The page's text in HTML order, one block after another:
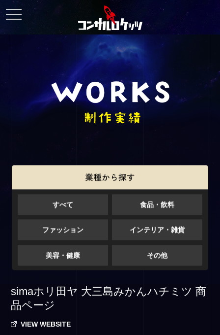
toggle
navigation
業種から探す
すべて 食品・飲料
ファッション インテリア・雑貨
美容・健康 その他
simaホリ田ヤ 大三島みかんハチミツ 商
品ページ
VIEW WEBSITE